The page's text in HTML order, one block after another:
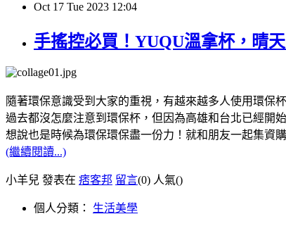
Oct 17 Tue 2023 12:04
手搖控必買！YUQU溫拿杯，晴
隨著環保意識受到大家的重視，有越來越多人使用環保
過去都沒怎麼注意到環保杯，但因為高雄和台北已經開
想說也是時候為環保環保盡一份力！就和朋友一起集資
(繼續閱讀...)
小羊兒 發表在 痞客邦 留言(0) 人氣()
個人分類： 生活美學